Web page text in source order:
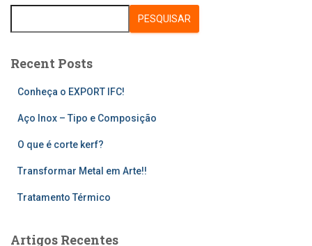
PESQUISAR
Recent Posts
Conheça o EXPORT IFC!
Aço Inox – Tipo e Composição
O que é corte kerf?
Transformar Metal em Arte!!
Tratamento Térmico
Artigos Recentes